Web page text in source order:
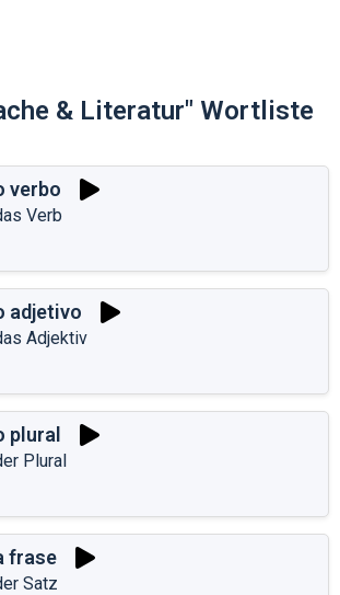
& Literatur" Wortliste
verbo
Verb
adjetivo
Adjektiv
plural
Plural
frase
Satz